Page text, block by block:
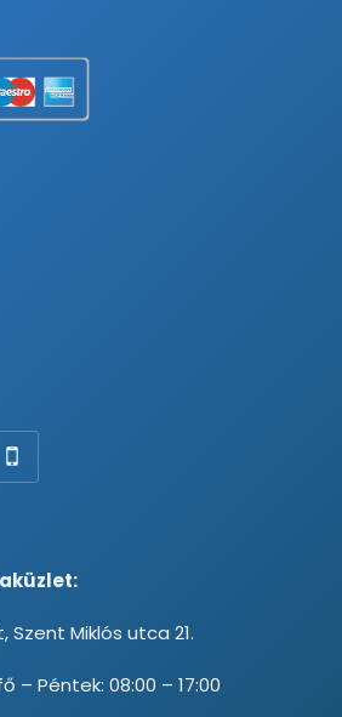
Szent Miklós utca 21.
– Péntek: 08:00 – 17:00